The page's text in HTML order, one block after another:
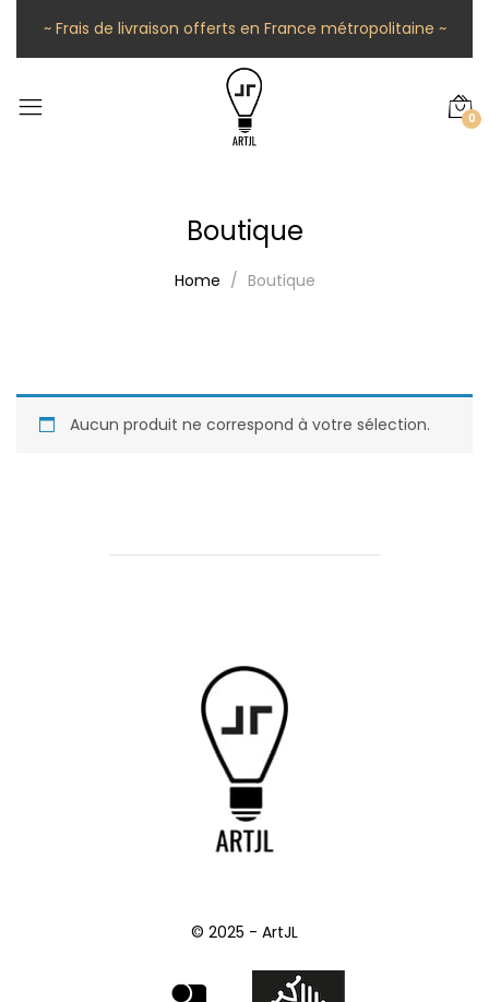
~ Frais de livraison offerts en France métropolitaine ~
0
Boutique
Home Boutique
Aucun produit ne correspond à votre sélection.
© 2025 - ArtJL